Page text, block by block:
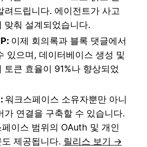
려드립니다. 에이전트가 사고
맞춰 설계되었습니다.
이제 회의록과 블록 댓글에서
있으며, 데이터베이스 생성 및
토큰 효율이 91%나 향상되었
워크스페이스 소유자뿐만 아니
가 연결을 구축할 수 있습니다.
이스 범위의 OAuth 및 개인
제공됩니다. 릴리스 보기 →